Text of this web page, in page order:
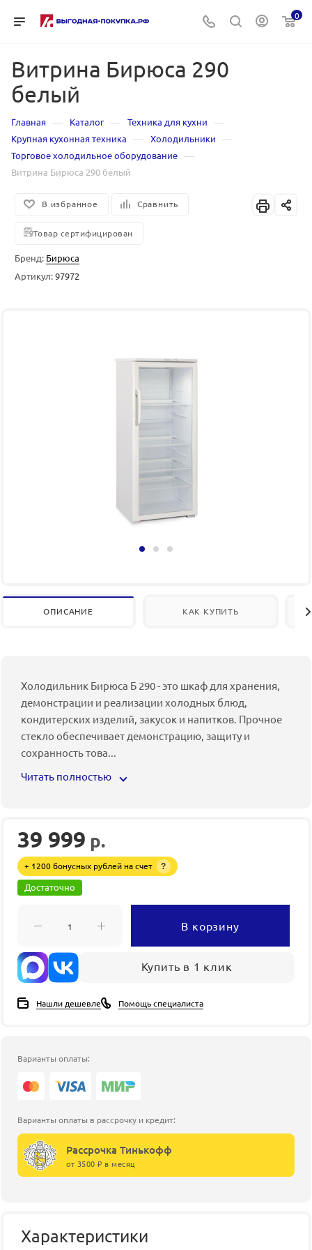
0
Витрина Бирюса 290
белый
Главная — Каталог — Техника для кухни —
Крупная кухонная техника — Холодильники —
Торговое холодильное оборудование —
Витрина Бирюса 290 белый
В избранное Сравнить
Товар сертифицирован
Бренд: Бирюса
Артикул:97972
ОПИСАНИЕ КАК КУПИТЬ
Холодильник Бирюса Б 290 - это шкаф для хранения,
демонстрации и реализации холодных блюд,
кондитерских изделий, закусок и напитков. Прочное
стекло обеспечивает демонстрацию, защиту и
сохранность това...
Читать полностью
39 999 р.
+ 1200 бонусных рублей на счет ?
Достаточно
В корзину
Купить в 1 клик
Нашли дешевле Помощь специалиста
Варианты оплаты:
Варианты оплаты в рассрочку и кредит:
Рассрочка Тинькофф
от 3500 ₽ в месяц
Характеристики